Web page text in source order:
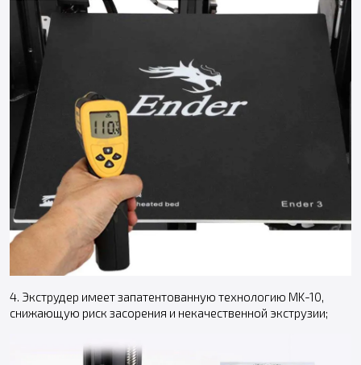
4. Экструдер имеет запатентованную технологию MK-10,
снижающую риск засорения и некачественной экструзии;